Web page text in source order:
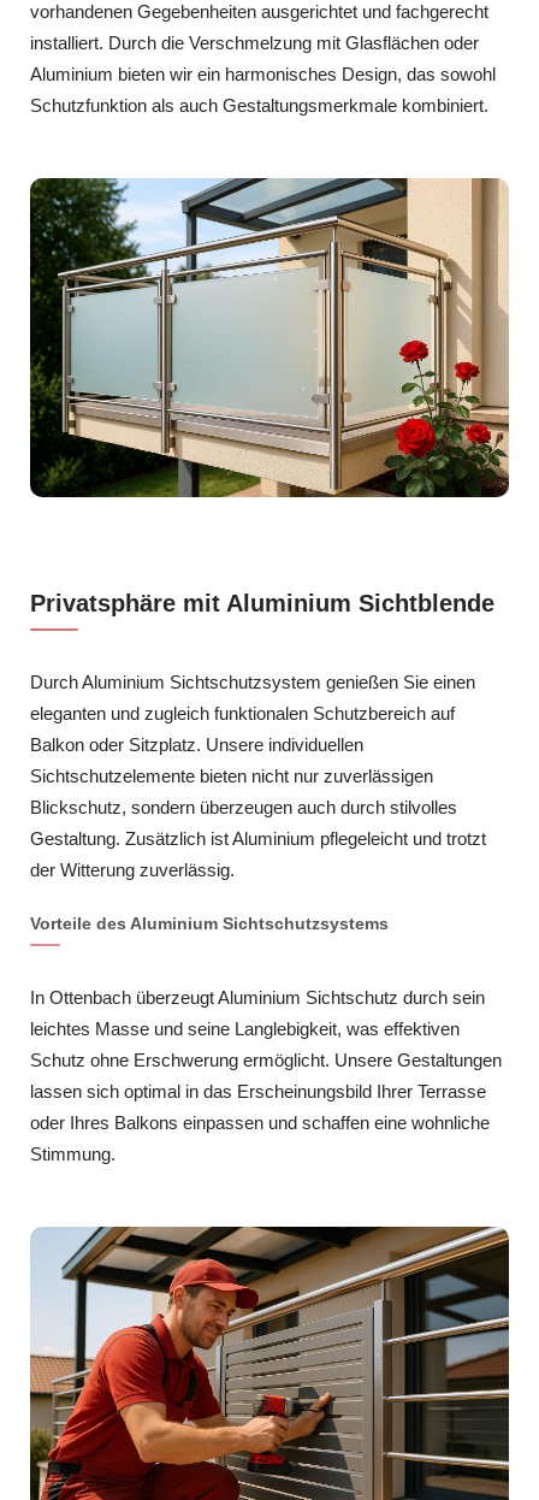
vorhandenen Gegebenheiten ausgerichtet und fachgerecht
installiert. Durch die Verschmelzung mit Glasflächen oder
Aluminium bieten wir ein harmonisches Design, das sowohl
Schutzfunktion als auch Gestaltungsmerkmale kombiniert.
Privatsphäre mit Aluminium Sichtblende
Durch Aluminium Sichtschutzsystem genießen Sie einen
eleganten und zugleich funktionalen Schutzbereich auf
Balkon oder Sitzplatz. Unsere individuellen
Sichtschutzelemente bieten nicht nur zuverlässigen
Blickschutz, sondern überzeugen auch durch stilvolles
Gestaltung. Zusätzlich ist Aluminium pflegeleicht und trotzt
der Witterung zuverlässig.
Vorteile des Aluminium Sichtschutzsystems
In Ottenbach überzeugt Aluminium Sichtschutz durch sein
leichtes Masse und seine Langlebigkeit, was effektiven
Schutz ohne Erschwerung ermöglicht. Unsere Gestaltungen
lassen sich optimal in das Erscheinungsbild Ihrer Terrasse
oder Ihres Balkons einpassen und schaffen eine wohnliche
Stimmung.